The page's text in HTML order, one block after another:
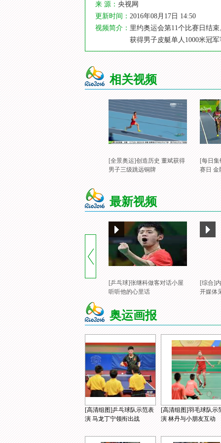
来 源： 央视网
更新时间： 2016年08月17日 14:50
视频简介： 里约奥运会第11个比赛日结
获得男子皮艇单人1000米冠
相关视频
[全景奥运]创造历史 董斌获得
男子三级跳远铜牌
[每日
赛日 金
最新视频
[乒乓球]张继科做客对话小屋
听听他的心里话
[综合]
开媒体
奥运画报
[高清组图]乒乓球队示范表
演 马龙丁宁领衔出战
[高清组图]羽毛球队示
演 林丹与小朋友互动